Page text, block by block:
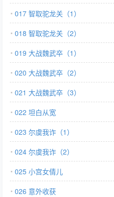
017 智取驼龙关（1）
018 智取驼龙关（2）
019 大战魏武卒（1）
020 大战魏武卒（2）
021 大战魏武卒（3）
022 坦白从宽
023 尔虞我诈（1）
024 尔虞我诈（2）
025 小宫女倩儿
026 意外收获